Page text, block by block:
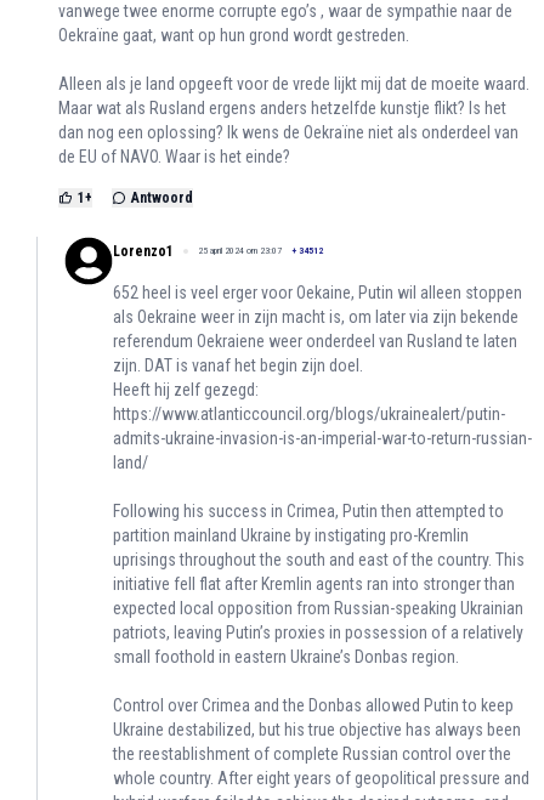
vanwege twee enorme corrupte ego’s , waar de sympathie naar de
Oekraïne gaat, want op hun grond wordt gestreden.
Alleen als je land opgeeft voor de vrede lijkt mij dat de moeite waard.
Maar wat als Rusland ergens anders hetzelfde kunstje flikt? Is het
dan nog een oplossing? Ik wens de Oekraïne niet als onderdeel van
de EU of NAVO. Waar is het einde?
1 + Antwoord
Lorenzo1 25 april 2024 om 23:07 + 34512
652 heel is veel erger voor Oekaine, Putin wil alleen stoppen
als Oekraine weer in zijn macht is, om later via zijn bekende
referendum Oekraiene weer onderdeel van Rusland te laten
zijn. DAT is vanaf het begin zijn doel.
Heeft hij zelf gezegd:
https://www.atlanticcouncil.org/blogs/ukrainealert/putin-
admits-ukraine-invasion-is-an-imperial-war-to-return-russian-
land/
Following his success in Crimea, Putin then attempted to
partition mainland Ukraine by instigating pro-Kremlin
uprisings throughout the south and east of the country. This
initiative fell flat after Kremlin agents ran into stronger than
expected local opposition from Russian-speaking Ukrainian
patriots, leaving Putin’s proxies in possession of a relatively
small foothold in eastern Ukraine’s Donbas region.
Control over Crimea and the Donbas allowed Putin to keep
Ukraine destabilized, but his true objective has always been
the reestablishment of complete Russian control over the
whole country. After eight years of geopolitical pressure and